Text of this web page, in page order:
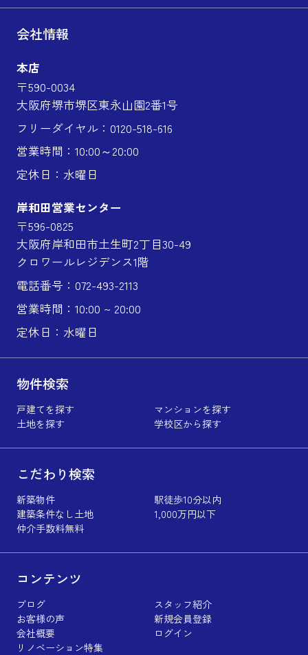
会社情報
本店
〒590-0034
大阪府堺市堺区東永山園2番1号
フリーダイヤル：0120-518-616
営業時間：10:00～20:00
定休日：水曜日
岸和田営業センター
〒596-0825
大阪府岸和田市土生町2丁目30-49
クロワールレジデンス1階
電話番号：072-493-2113
営業時間：10:00 ~ 20:00
定休日：水曜日
物件検索
戸建てを探す
マンションを探す
土地を探す
学校区から探す
こだわり検索
新築物件
駅徒歩10分以内
建築条件なし土地
1,000万円以下
仲介手数料無料
コンテンツ
ブログ
スタッフ紹介
お客様の声
新規会員登録
会社概要
ログイン
リノベーション特集